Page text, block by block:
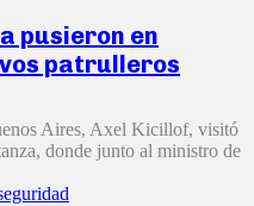
pusieron en
patrulleros
Aires, Axel Kicillof, visitó
donde junto al ministro de